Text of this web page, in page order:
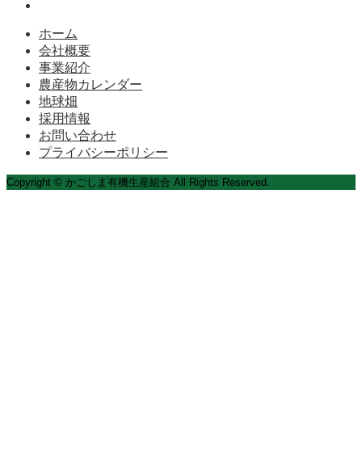
ホーム
会社概要
事業紹介
農産物カレンダー
地球畑
採用情報
お問い合わせ
プライバシーポリシー
Copyright © かごしま有機生産組合 All Rights Reserved.